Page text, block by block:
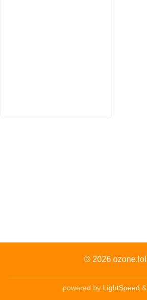
© 2026 ozone.lol
powered by LightSpeed &